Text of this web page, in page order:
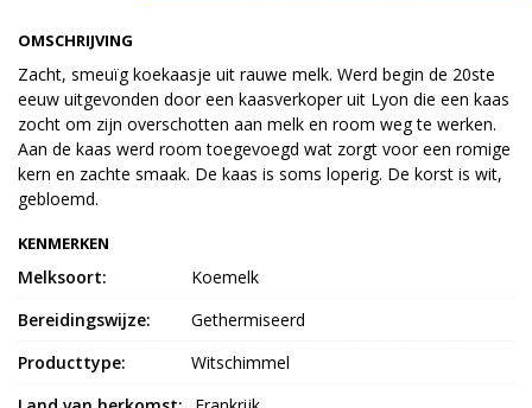
OMSCHRIJVING
Zacht, smeuïg koekaasje uit rauwe melk. Werd begin de 20ste
eeuw uitgevonden door een kaasverkoper uit Lyon die een kaas
zocht om zijn overschotten aan melk en room weg te werken.
Aan de kaas werd room toegevoegd wat zorgt voor een romige
kern en zachte smaak. De kaas is soms loperig. De korst is wit,
gebloemd.
KENMERKEN
Melksoort:
Koemelk
Bereidingswijze:
Gethermiseerd
Producttype:
Witschimmel